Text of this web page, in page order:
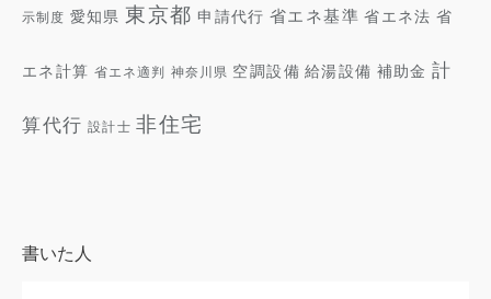
示制度 愛知県 東京都 申請代行 省エネ基準 省エネ法 省
エネ計算 省エネ適判 神奈川県 空調設備 給湯設備 補助金 計
算代行 設計士 非住宅
書いた人